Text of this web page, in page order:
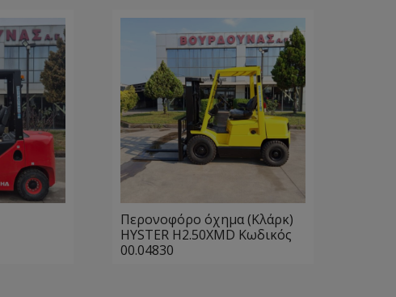
Περονοφόρο όχημα (Κλάρκ)
HYSTER H2.50XMD Κωδικός
00.04830